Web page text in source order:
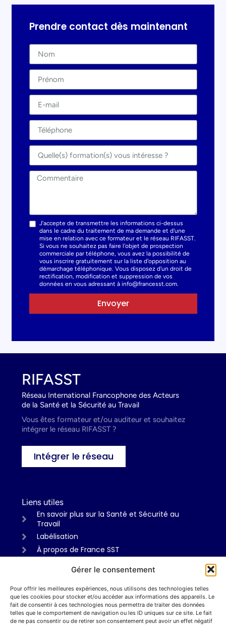
Gérer le consentement
Pour offrir les meilleures expériences, nous utilisons des technologies telles
que les cookies pour stocker et/ou accéder aux informations des appareils. Le
fait de consentir à ces technologies nous permettra de traiter des données
telles que le comportement de navigation ou les ID uniques sur ce site. Le fait
de ne pas consentir ou de retirer son consentement peut avoir un effet négatif
Prendre contact dès maintenant
J'accepte de transmettre les informations ci-dessus
dans le cadre du traitement de ma demande et d'une
mise en relation avec ce formateur et le réseau RIFASST.
Si vous ne souhaitez pas faire l'objet de prospection
commerciale par téléphone, vous avez la possibilité de
vous inscrire gratuitement sur la liste d'opposition au
démarchage téléphonique. Vous disposez d'un droit de
rectification, modification et suppression de vos
données en vous adressant à info@francesst.com.
Envoyer
RIFASST
Réseau International Francophone des Acteurs
de la Santé et la Sécurité au Travail
Vous êtes formateur et/ou auditeur et souhaitez
intégrer le réseau RIFASST ?
Intégrer le réseau
Liens utiles
En savoir plus sur la Santé et Sécurité au
Travail
Labélisation
À propos de France SST
Informations
Mentions légales
Politiques de confidentialité